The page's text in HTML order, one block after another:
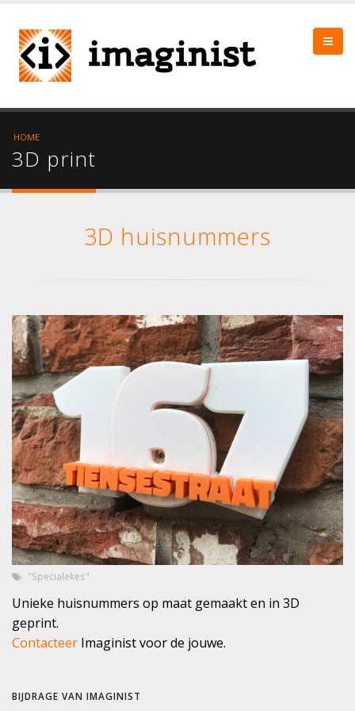
HOME
3D print
3D huisnummers
"Specialekes"
Unieke huisnummers op maat gemaakt en in 3D
geprint.
Contacteer Imaginist voor de jouwe.
BIJDRAGE VAN IMAGINIST